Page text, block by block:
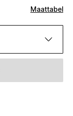
Maattabel